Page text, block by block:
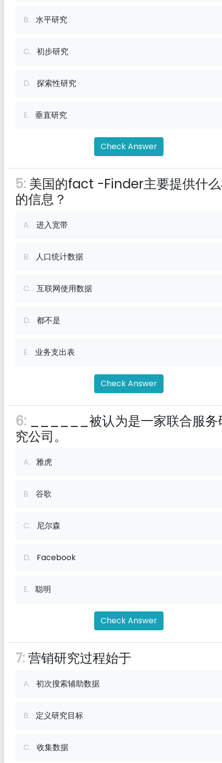
B. 水平研究
C. 初步研究
D. 探索性研究
E. 垂直研究
Check Answer
5: 美国的fact -Finder主要提供什
的信息？
A. 进入宽带
B. 人口统计数据
C. 互联网使用数据
D. 都不是
E. 业务支出表
Check Answer
6: ______被认为是一家联合服务
究公司。
A. 雅虎
B. 谷歌
C. 尼尔森
D. Facebook
E. 聪明
Check Answer
7:营销研究过程始于
A. 初次搜索辅助数据
B. 定义研究目标
C. 收集数据